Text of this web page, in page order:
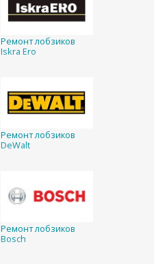
Ремонт лобзиков
Iskra Ero
Ремонт лобзиков
DeWalt
Ремонт лобзиков
Bosch